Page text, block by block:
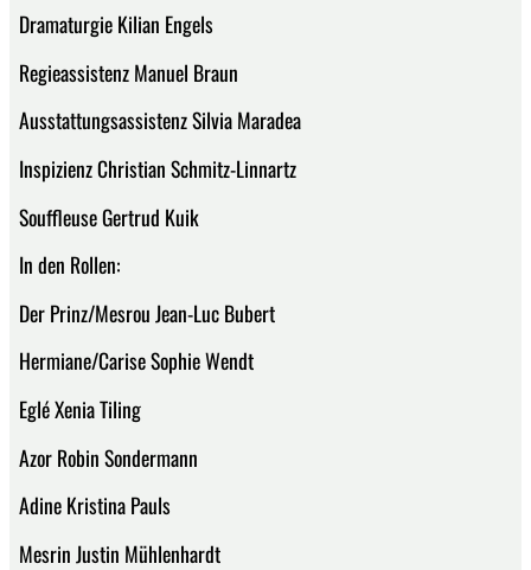
Dramaturgie Kilian Engels
Regieassistenz Manuel Braun
Ausstattungsassistenz Silvia Maradea
Inspizienz Christian Schmitz-Linnartz
Souffleuse Gertrud Kuik
In den Rollen:
Der Prinz/Mesrou Jean-Luc Bubert
Hermiane/Carise Sophie Wendt
Eglé Xenia Tiling
Azor Robin Sondermann
Adine Kristina Pauls
Mesrin Justin Mühlenhardt